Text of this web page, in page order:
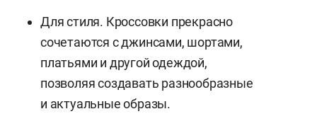
Для стиля. Кроссовки прекрасно
сочетаются с джинсами, шортами,
платьями и другой одеждой,
позволяя создавать разнообразные
и актуальные образы.